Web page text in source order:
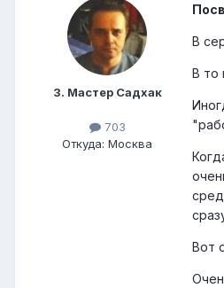
3. Мастер Садхак
703
Откуда: Москва
В
В то
Вот